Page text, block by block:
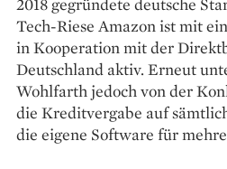
2018 gegründete deutsche
Tech-Riese Amazon ist mit
in Kooperation mit der
Deutschland aktiv. Erneut
Wohlfarth jedoch von der
die ­Kreditvergabe auf
die eigene Software für